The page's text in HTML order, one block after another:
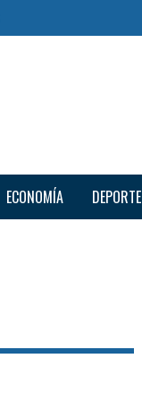
ECONOMÍA DEPORTE